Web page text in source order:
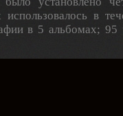
в
в 5 альбомах; 95